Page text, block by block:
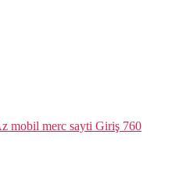
mobil merc sayti Giriş 760